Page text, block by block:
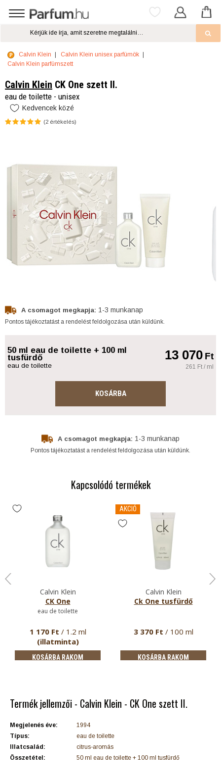
Calvin Klein
Calvin Klein unisex parfümök
Calvin Klein parfümszett
Calvin Klein CK One szett II.
eau de toilette - unisex
Kedvencek közé
(2 értékelés)
A csomagot megkapja: 1-3 munkanap
Pontos tájékoztatást a rendelést feldolgozása után küldünk.
50 ml eau de toilette + 100 ml
tusfürdő
eau de toilette
13 070Ft
261 Ft / ml
KOSÁRBA
A csomagot megkapja: 1-3 munkanap
Pontos tájékoztatást a rendelést feldolgozása után küldünk.
Kapcsolódó termékek
Calvin Klein
CK One
eau de toilette
1 170 Ft / 1.2 ml
(illatminta)
KOSÁRBA RAKOM
AKCIÓ
Calvin Klein
Ck One tusfürdő
3 370 Ft / 100 ml
KOSÁRBA RAKOM
Termék jellemzői - Calvin Klein - CK One szett II.
Megjelenés éve:
1994
Típus:
eau de toilette
Illatcsalád:
citrus-aromás
Összetétel:
50 ml eau de toilette + 100 ml tusfürdő